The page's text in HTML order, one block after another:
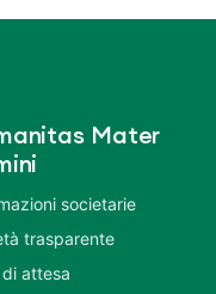
Mater
societarie
trasparente
attesa